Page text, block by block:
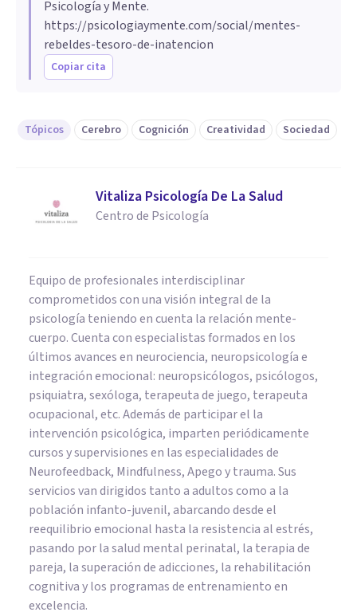
Psicología y Mente.
https://psicologiaymente.com/social/mentes-
rebeldes-tesoro-de-inatencion
Copiar cita
Tópicos Cerebro Cognición Creatividad Sociedad
Vitaliza Psicología De La Salud
Centro de Psicología
Equipo de profesionales interdisciplinar
comprometidos con una visión integral de la
psicología teniendo en cuenta la relación mente-
cuerpo. Cuenta con especialistas formados en los
últimos avances en neurociencia, neuropsicología e
integración emocional: neuropsicólogos, psicólogos,
psiquiatra, sexóloga, terapeuta de juego, terapeuta
ocupacional, etc. Además de participar el la
intervención psicológica, imparten periódicamente
cursos y supervisiones en las especialidades de
Neurofeedback, Mindfulness, Apego y trauma. Sus
servicios van dirigidos tanto a adultos como a la
población infanto-juvenil, abarcando desde el
reequilibrio emocional hasta la resistencia al estrés,
pasando por la salud mental perinatal, la terapia de
pareja, la superación de adicciones, la rehabilitación
cognitiva y los programas de entrenamiento en
excelencia.